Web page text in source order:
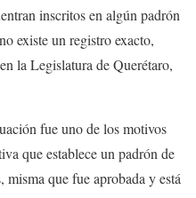
inscritos en algún padrón
existe un registro exacto,
la Legislatura de Querétaro,
fue uno de los motivos
que establece un padrón de
misma que fue aprobada y está